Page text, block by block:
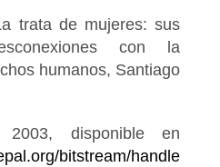
trata de mujeres: sus
con la
humanos, Santiago
2003, disponible en
bitstream/handle/